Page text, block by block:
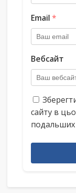
Email *
Вебсайт
сайту в
подальших